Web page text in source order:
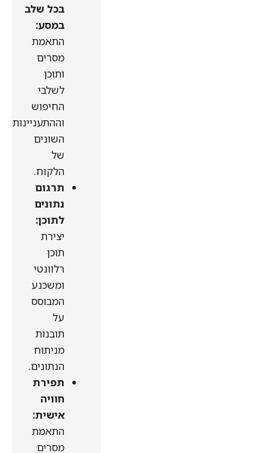
בכל שלב
במסע:
התאמת
מסרים
ותוכן
לשלבי
החיפוש
וההתעניינות
השונים
של
הלקוח.
תרגום
נתונים
לתוכן:
יצירת
תוכן
רלוונטי
ומשכנע
המבוסס
על
תובנות
מניתוח
הנתונים.
תפירת
חוויה
אישית:
התאמת
מסרים